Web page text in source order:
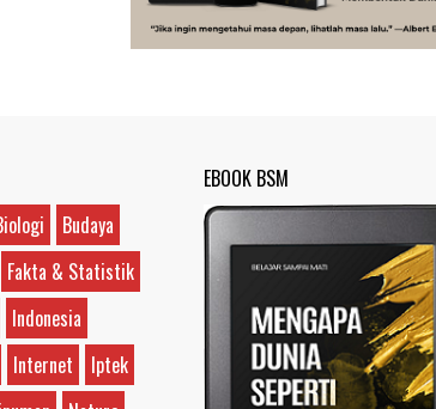
Ilustrasi/zdnet.com Ini adalah
penutup untuk dua catatan saya
adalah istilah yang digunakan
menyebut zat-zat yang tidak
yang terdapat dalam suatu...
Apa yang Disebut Badan
Ilustrasi/utakatikotak.com Badan
(disebut pula aparatus Golgi,
Golgi, atau diktiosom) adalah
yang dikaitkan denga...
Budaya
Fakta & Statistik
Indonesia
Internet
Iptek
EBOOK BSM